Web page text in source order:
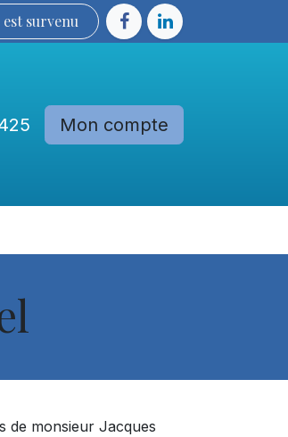
est sur​​​​​​​​ve​nu​​​​​​​​​​
Mon compte
de monsieur Jacques